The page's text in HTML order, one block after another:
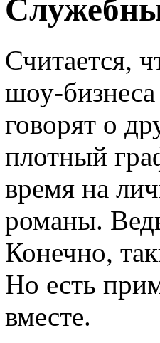
Считается,
шоу-
говорят о
плотный
время на
романы.
Конечно,
Но есть
вместе.